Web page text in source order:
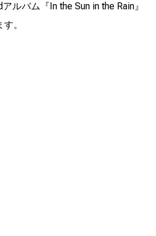
ルバム『In the Sun in the Rain』
。